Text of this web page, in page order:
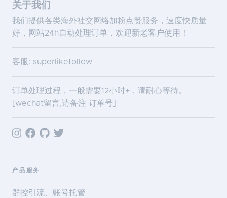
关于我们
我们提供各类海外社交网络加粉点赞服务，速度快质量
好，网站24h自动处理订单，欢迎新老客户使用！
客服: superlikefollow
订单处理过程，一般需要12小时+，请耐心等待。
[wechat留言,请备注 订单号]
产品服务
群控引流、账号托管